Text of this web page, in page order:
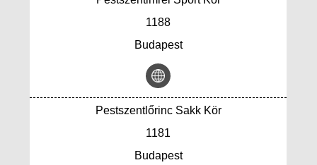
1188
Budapest
Pestszentlőrinc Sakk Kör
1181
Budapest